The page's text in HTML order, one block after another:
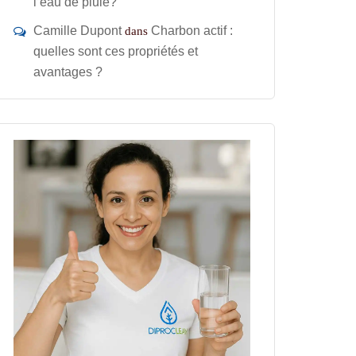
Camille Dupontdans Charbon actif :
quelles sont ces propriétés et
avantages ?